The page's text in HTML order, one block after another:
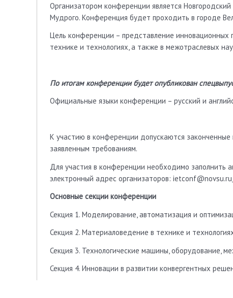
Организатором конференции является
Мудрого. Конференция будет проходить в городе
Цель конференции – представление
технике и технологиях, а также в межотраслевых
По итогам конференции будет опубликован
Официальные языки конференции – русский и
К участию в конференции допускаются
заявленным требованиям.
Для участия в конференции необходимо заполнить
электронный адрес организаторов: ietconf@novsu.ru
Основные секции конференции
Секция 1. Моделирование, автоматизация и
Секция 2. Материаловедение в технике и
Секция 3. Технологические машины, оборудование,
Секция 4. Инновации в развитии конвергентных